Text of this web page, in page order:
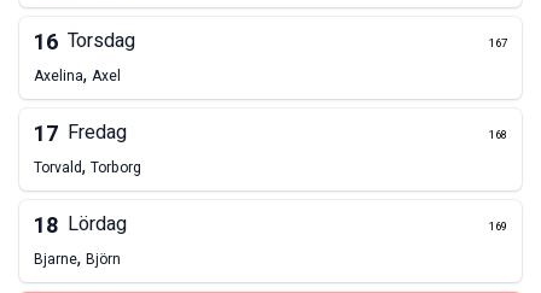
16 Torsdag 167
Axelina, Axel
17 Fredag 168
Torvald, Torborg
18 Lördag 169
Bjarne, Björn